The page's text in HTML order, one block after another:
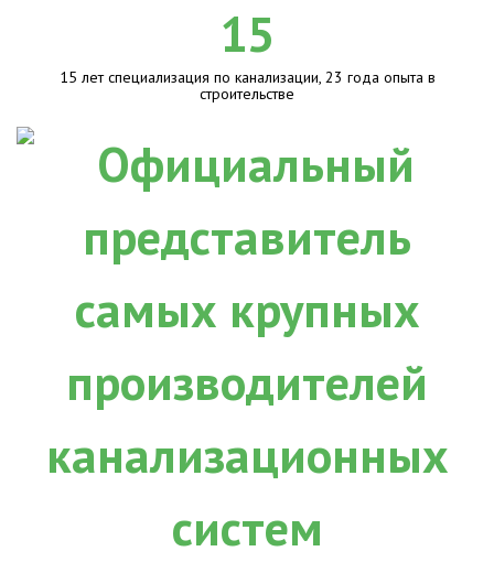
15
15 лет специализация по канализации, 23 года опыта в
строительстве